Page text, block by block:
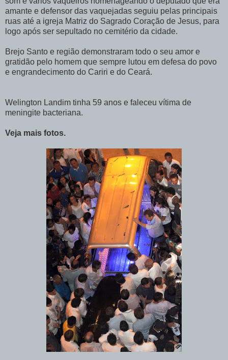
amante e defensor das vaquejadas seguiu pelas principais
ruas até a igreja Matriz do Sagrado Coração de Jesus, para
logo após ser sepultado no cemitério da cidade.
Brejo Santo e região demonstraram todo o seu amor e
gratidão pelo homem que sempre lutou em defesa do povo
e engrandecimento do Cariri e do Ceará.
Welington Landim tinha 59 anos e faleceu vítima de
meningite bacteriana.
Veja mais fotos.